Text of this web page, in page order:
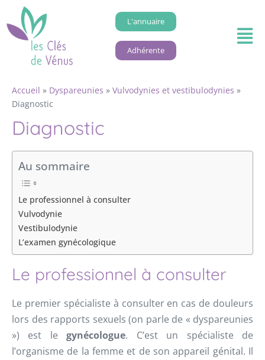
L'annuaire
Adhérente
Accueil » Dyspareunies » Vulvodynies et vestibulodynies »
Diagnostic
Diagnostic
Au sommaire
Le professionnel à consulter
Vulvodynie
Vestibulodynie
L’examen gynécologique
Le professionnel à consulter
Le premier spécialiste à consulter en cas de douleurs
lors des rapports sexuels (on parle de « dyspareunies
») est legynécologue. C’est un spécialiste de
l’organisme de la femme et de son appareil génital. Il